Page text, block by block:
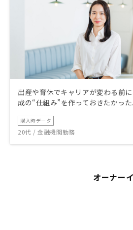
出産や育休でキャリアが変わる前
成の“仕組み”を作っておきたかった
購入時データ
20代 / 金融機関勤務
オーナー